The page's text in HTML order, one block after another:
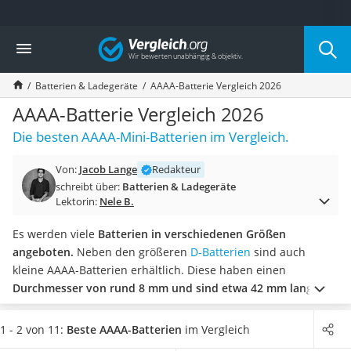
Die beliebtesten Vergleiche nach Kategorie
Elektronik
Powerstation
Monitor 32 Zoll 4K
Fernseher
Drucker
Desktop-PC
Diascanner
Laser-Multifunktionsdrucker
Powerstation mit Solarpanel
Gaming-PC
Soundbar
17-Zoll-Laptop
Satellitenschüssel
Gaming-Headset
Vergleich
Batterien & Ladegeräte AAAA-Batterie Vergleich 2026
AAAA-Batterie Vergleich 2026
Die besten AAAA-Mini-Batterien im Vergleich.
Von: Jacob Lange
Redakteur
schreibt über: Batterien & Ladegeräte
Lektorin: Nele B.
Es werden viele Batterien in verschiedenen Größen
angeboten. Neben den größeren D-Batterien sind auch
kleine AAAA-Batterien erhältlich. Diese haben einen
Durchmesser von rund 8 mm und sind etwa 42 mm lang.
Dadurch eigenen sie sich gängigen Online-Tests zufolge
perfekt für elektronische Geräte, welche kein großes
1 - 2 von 11: Beste AAAA-Batterien im Vergleich